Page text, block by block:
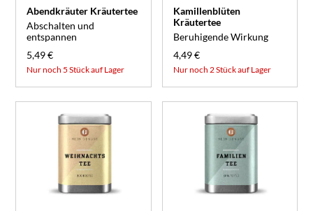
Abendkräuter Kräutertee
Abschalten und
entspannen
5,49 €
Nur noch 5 Stück auf Lager
Kamillenblüten
Kräutertee
Beruhigende Wirkung
4,49 €
Nur noch 2 Stück auf Lager